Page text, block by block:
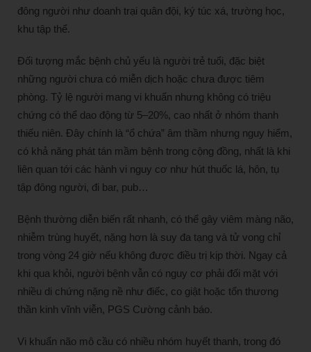
đông người như doanh trại quân đội, ký túc xá, trường học,
khu tập thể.
Đối tượng mắc bệnh chủ yếu là người trẻ tuổi, đặc biệt
những người chưa có miễn dịch hoặc chưa được tiêm
phòng. Tỷ lệ người mang vi khuẩn nhưng không có triệu
chứng có thể dao động từ 5–20%, cao nhất ở nhóm thanh
thiếu niên. Đây chính là “ổ chứa” âm thầm nhưng nguy hiểm,
có khả năng phát tán mầm bệnh trong cộng đồng, nhất là khi
liên quan tới các hành vi nguy cơ như hút thuốc lá, hôn, tụ
tập đông người, đi bar, pub…
Bệnh thường diễn biến rất nhanh, có thể gây viêm màng não,
nhiễm trùng huyết, nặng hơn là suy đa tạng và tử vong chỉ
trong vòng 24 giờ nếu không được điều trị kịp thời. Ngay cả
khi qua khỏi, người bệnh vẫn có nguy cơ phải đối mặt với
nhiều di chứng nặng nề như điếc, co giật hoặc tổn thương
thần kinh vĩnh viễn, PGS Cường cảnh báo.
Vi khuẩn não mô cầu có nhiều nhóm huyết thanh, trong đó